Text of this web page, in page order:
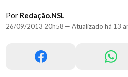
Por Redação.NSL
26/09/2013 20h58 — Atualizado há 13